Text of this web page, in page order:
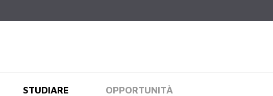
STUDIARE OPPORTUNITÀ